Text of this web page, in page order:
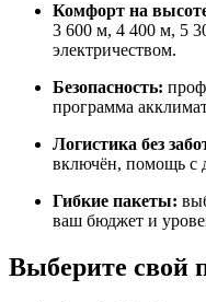
Комфорт на
3 600 м, 4 400 м, 5
электричеством.
Безопасность:
программа
Логистика без
включён, помощь с
Гибкие пакеты:
ваш бюджет и
Выберите свой